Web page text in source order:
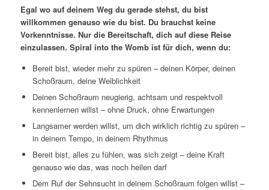
Egal wo auf deinem Weg du gerade stehst, du bist
willkommen genauso wie du bist. Du brauchst keine
Vorkenntnisse. Nur die Bereitschaft, dich auf diese Reise
einzulassen. Spiral into the Womb ist für dich, wenn du:
Bereit bist, wieder mehr zu spüren – deinen Körper, deinen
Schoßraum, deine Weiblichkeit
Deinen Schoßraum neugierig, achtsam und respektvoll
kennenlernen willst – ohne Druck, ohne Erwartungen
Langsamer werden willst, um dich wirklich richtig zu spüren –
in deinem Tempo, in deinem Rhythmus
Bereit bist, alles zu fühlen, was sich zeigt – deine Kraft
genauso wie das, was noch heilen darf
Dem Ruf der Sehnsucht in deinem Schoßraum folgen willst –